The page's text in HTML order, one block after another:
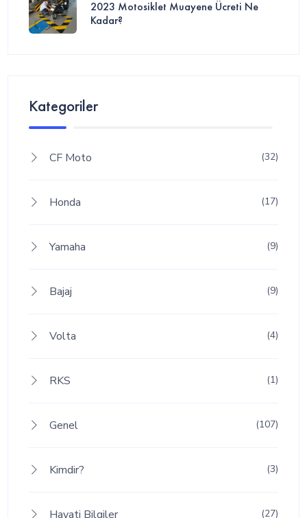
2023 Motosiklet Muayene Ücreti Ne
Kadar?
Kategoriler
CF Moto (32)
Honda (17)
Yamaha (9)
Bajaj (9)
Volta (4)
RKS (1)
Genel (107)
Kimdir? (3)
Hayati Bilgiler (27)